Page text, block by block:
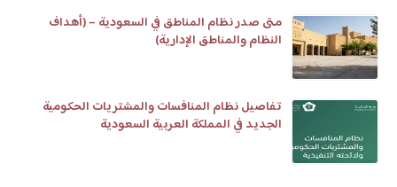
متى صدر نظام المناطق في السعودية – (أهداف
النظام والمناطق الإدارية)
تفاصيل نظام المنافسات والمشتريات الحكومية
الجديد في المملكة العربية السعودية